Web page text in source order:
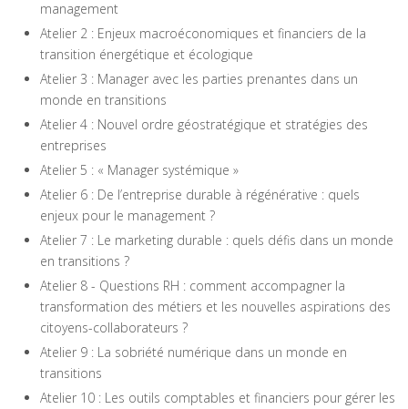
management
Atelier 2 : Enjeux macroéconomiques et financiers de la
transition énergétique et écologique
Atelier 3 : Manager avec les parties prenantes dans un
monde en transitions
Atelier 4 : Nouvel ordre géostratégique et stratégies des
entreprises
Atelier 5 : « Manager systémique »
Atelier 6 : De l’entreprise durable à régénérative : quels
enjeux pour le management ?
Atelier 7 : Le marketing durable : quels défis dans un monde
en transitions ?
Atelier 8 - Questions RH : comment accompagner la
transformation des métiers et les nouvelles aspirations des
citoyens-collaborateurs ?
Atelier 9 : La sobriété numérique dans un monde en
transitions
Atelier 10 : Les outils comptables et financiers pour gérer les